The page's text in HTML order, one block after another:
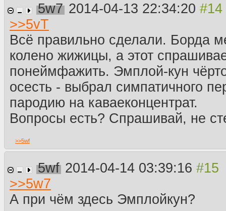
5w7 2014-04-13 22:34:20
>>5vT
Всё правильно сделали. Борда
колено жижицы, а этот
понеймфажить. Эмплой-кун
осесть - выбрал симпатичного
пародию на каваеконцентрат.
Вопросы есть? Спрашивай, не
>>5wf
5wf 2014-04-14 03:39:16
>>5w7
А при чём здесь Эмплойкун?